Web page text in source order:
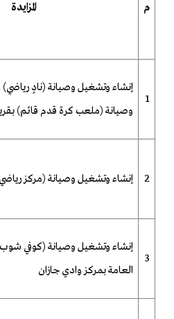
م المزايدة
1
إنشاء وتشغيل وصيانة (نادٍ
وصيانة (ملعب كرة قدم قائم)
2 إنشاء وتشغيل وصيانة (مركز رياضي
3
إنشاء وتشغيل وصيانة (كوفي
العامة بمركز وادي جازان